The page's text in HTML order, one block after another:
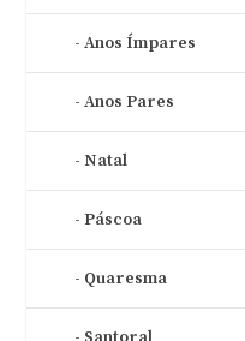
Anos Ímpares
Anos Pares
Natal
Páscoa
Quaresma